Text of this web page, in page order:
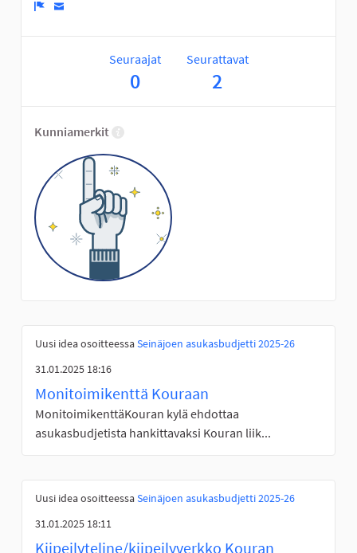
Seuraajat
0
Seurattavat
2
Kunniamerkit
Uusi idea osoitteessaSeinäjoen asukasbudjetti 2025-26
31.01.2025 18:16
Monitoimikenttä Kouraan
MonitoimikenttäKouran kylä ehdottaa
asukasbudjetista hankittavaksi Kouran liik...
Uusi idea osoitteessaSeinäjoen asukasbudjetti 2025-26
31.01.2025 18:11
Kiipeilyteline/kiipeilyverkko Kouran